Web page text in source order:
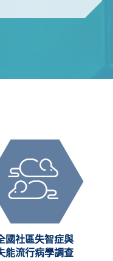
國社區失智症與
能流行病學調查